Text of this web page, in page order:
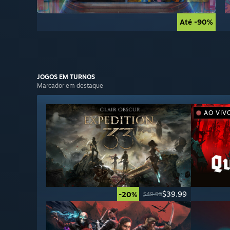
Até -90%
Até -90%
JOGOS EM TURNOS
Marcador em destaque
-20% $49.99$39.99
AO